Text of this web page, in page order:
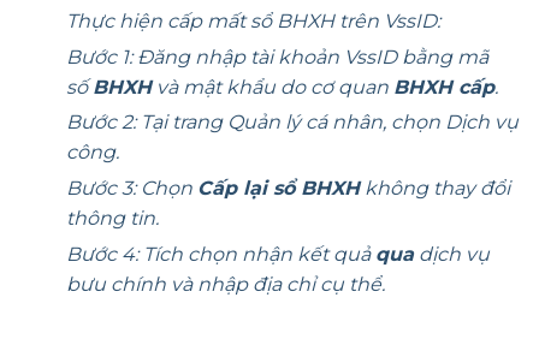
Thực hiện cấp mất sổ BHXH trên VssID:
Bước 1: Đăng nhập tài khoản VssID bằng mã
sốBHXHvà mật khẩu do cơ quan BHXH cấp.
Bước 2: Tại trang Quản lý cá nhân, chọn Dịch vụ
công.
Bước 3: Chọn Cấp lại sổ BHXHkhông thay đổi
thông tin.
Bước 4: Tích chọn nhận kết quả quadịch vụ
bưu chính và nhập địa chỉ cụ thể.